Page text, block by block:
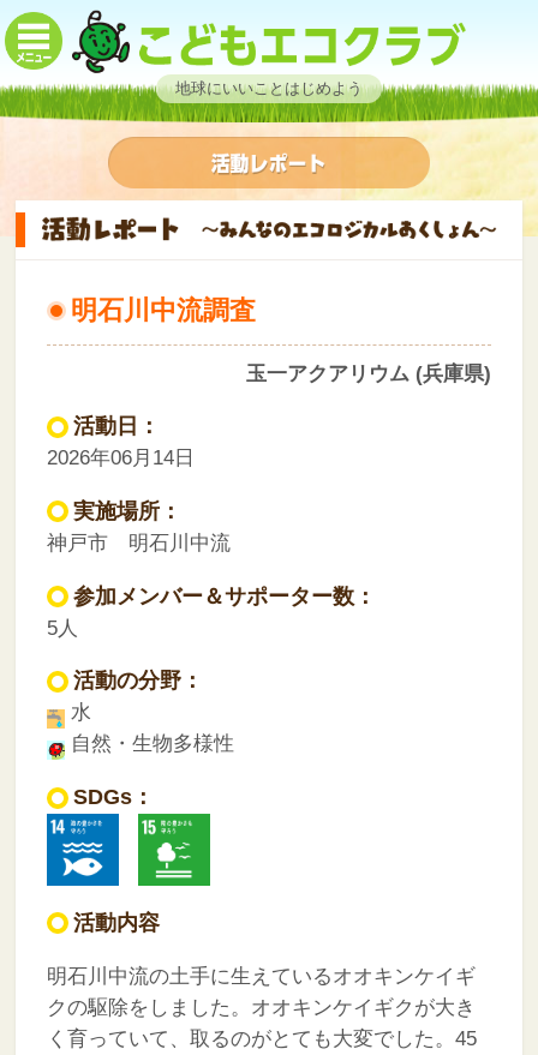
地球にいいことはじめよう
明石川中流調査
玉一アクアリウム (兵庫県)
活動日：
2026年06月14日
実施場所：
神戸市 明石川中流
参加メンバー＆サポーター数：
5人
活動の分野：
水
自然・生物多様性
SDGs：
活動内容
明石川中流の土手に生えているオオキンケイギ
クの駆除をしました。オオキンケイギクが大き
く育っていて、取るのがとても大変でした。45